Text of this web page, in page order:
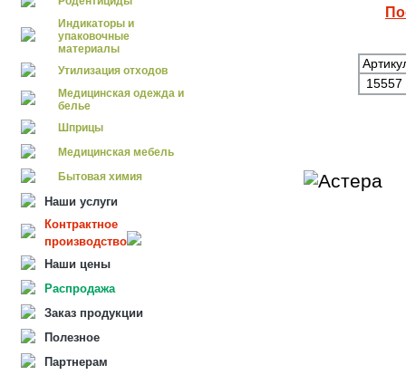
Индикаторы и
упаковочные
материалы
Утилизация отходов
Медицинская одежда и
белье
Шприцы
Медицинская мебель
Бытовая химия
Наши услуги
Контрактное
производство
Наши цены
Распродажа
Заказ продукции
Полезное
Партнерам
15557